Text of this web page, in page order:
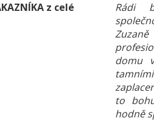
z celé
Rádi
domu
to
hodně